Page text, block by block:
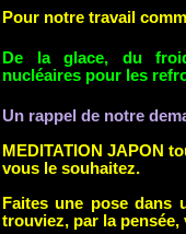
Pour notre travail
De la glace, du
nucléaires pour les
Un rappel de notre
MEDITATIONJAPON
vous le souhaitez.
Faites une pose dans
trouviez, par la pensée,